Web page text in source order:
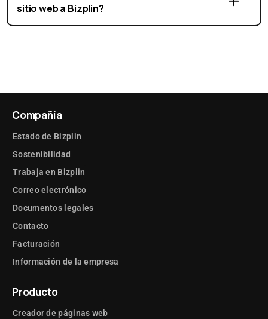
sitio web a Bizplin?
Compañía
Estado de Bizplin
Sostenibilidad
Trabaja en Bizplin
Correo electrónico
Documentos legales
Contacto
Facturación
Información de la empresa
Producto
Creador de páginas web